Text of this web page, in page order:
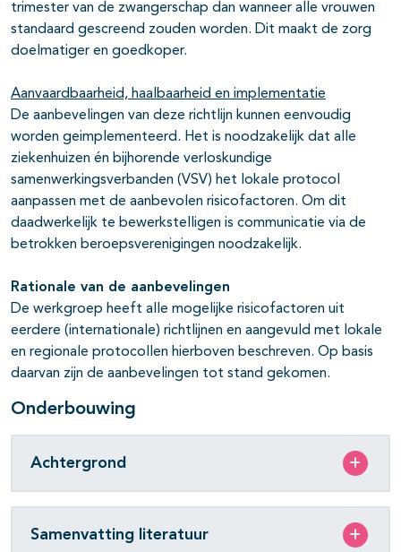
trimester van de zwangerschap dan wanneer alle vrouwen
standaard gescreend zouden worden. Dit maakt de zorg
doelmatiger en goedkoper.
Aanvaardbaarheid, haalbaarheid en implementatie
De aanbevelingen van deze richtlijn kunnen eenvoudig
worden geimplementeerd. Het is noodzakelijk dat alle
ziekenhuizen én bijhorende verloskundige
samenwerkingsverbanden (VSV) het lokale protocol
aanpassen met de aanbevolen risicofactoren. Om dit
daadwerkelijk te bewerkstelligen is communicatie via de
betrokken beroepsverenigingen noodzakelijk.
Rationale van de aanbevelingen
De werkgroep heeft alle mogelijke risicofactoren uit
eerdere (internationale) richtlijnen en aangevuld met lokale
en regionale protocollen hierboven beschreven. Op basis
daarvan zijn de aanbevelingen tot stand gekomen.
Onderbouwing
Achtergrond
Samenvatting literatuur